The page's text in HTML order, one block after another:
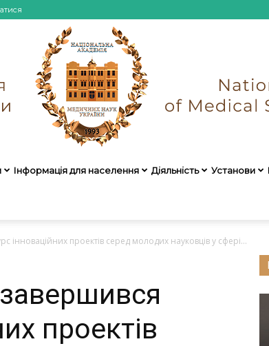
України
Інформація для населення Діяльність Установи
інноваційних проектів серед молодих науковців у сфері...
проектів